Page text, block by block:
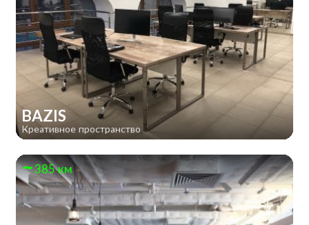
BAZIS
Креативное пространство
385 км